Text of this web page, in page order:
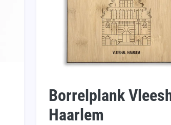
Borrelplank
Haarlem